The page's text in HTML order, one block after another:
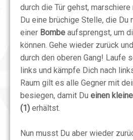
durch die Tür gehst,
Du eine brüchige Stelle, die Du
einer Bombe aufsprengst, um
können. Gehe wieder zurück
durch den oberen Gang! Laufe
links und kämpfe Dich nach
Raum gilt es alle Gegner mit
besiegen, damit Du einen
(1) erhältst.
Nun musst Du aber wieder